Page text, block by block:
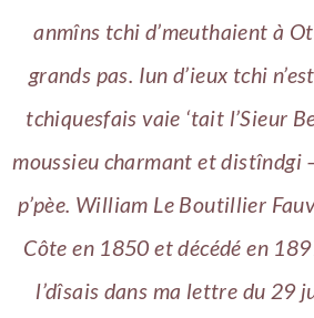
anmîns tchi d’meuthaient à
grands pas. Iun d’ieux tchi
tchiquesfais vaie ‘tait l’Sieur
moussieu charmant et distîndgi
p’pèe. William Le Boutillier
Côte en 1850 et décédé en
l’dîsais dans ma lettre du 29